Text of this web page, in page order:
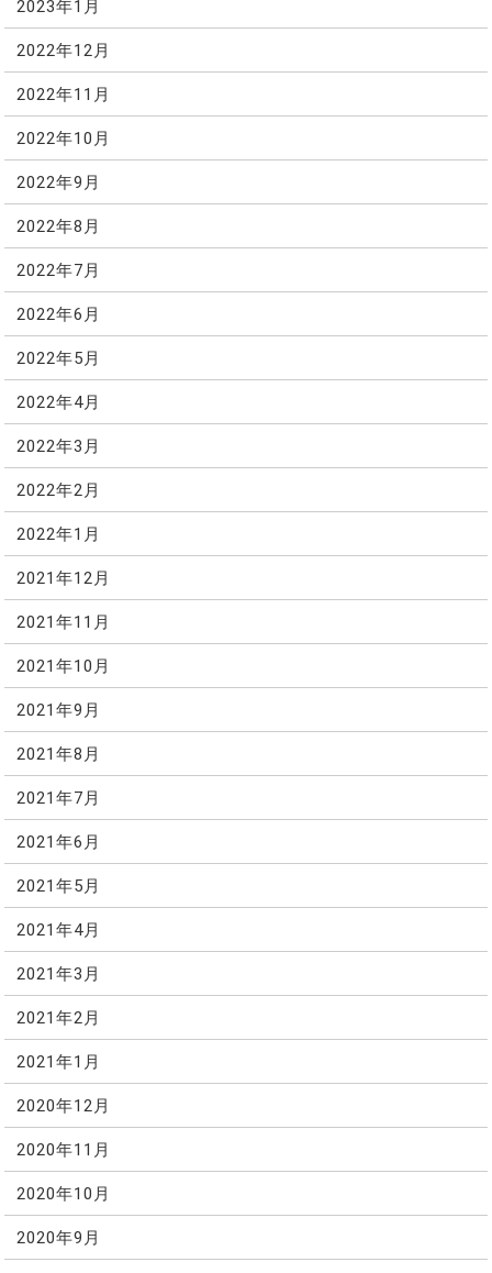
2023年1月
2022年12月
2022年11月
2022年10月
2022年9月
2022年8月
2022年7月
2022年6月
2022年5月
2022年4月
2022年3月
2022年2月
2022年1月
2021年12月
2021年11月
2021年10月
2021年9月
2021年8月
2021年7月
2021年6月
2021年5月
2021年4月
2021年3月
2021年2月
2021年1月
2020年12月
2020年11月
2020年10月
2020年9月